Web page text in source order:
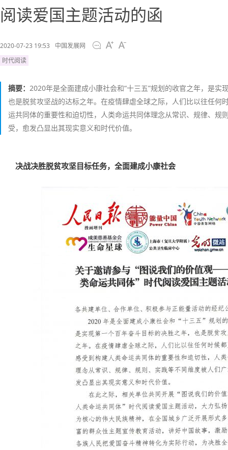
阅读爱国主题活动的函
2020-07-23 19:53
中国发展网
时代阅读
摘要： 2020年是全面建成小康社会和“十三五”规划的收官之年，是实
也是脱贫攻坚战的达标之年。在疫情肆虐全球之际，人们比以往任何
运共同体的重要性和迫切性，人类命运共同体理念从常识、规律、规
受，愈发凸显出其现实意义和时代价值。
决战决胜脱贫攻坚目标任务，全面建成小康社会